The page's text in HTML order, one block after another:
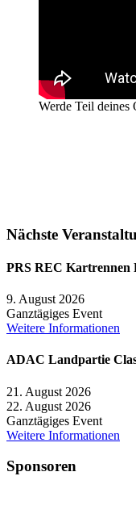
Werde Teil deines
Nächste
PRS REC Kartrennen
9. August 2026
Ganztägiges Event
Weitere Informationen
ADAC Landpartie
21. August 2026
22. August 2026
Ganztägiges Event
Weitere Informationen
Sponsoren